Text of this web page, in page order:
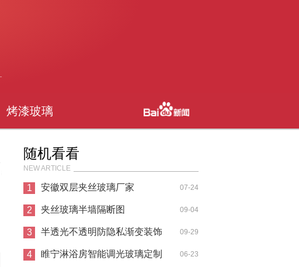
烤漆玻璃
随机看看
NEW ARTICLE
1 安徽双层夹丝玻璃厂家 07-24
2 夹丝玻璃半墙隔断图 09-04
3 半透光不透明防隐私渐变装饰
玻璃
09-29
4 睢宁淋浴房智能调光玻璃定制 06-23